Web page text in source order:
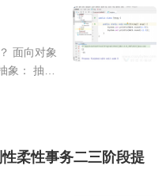
...柔性事务二三阶段提